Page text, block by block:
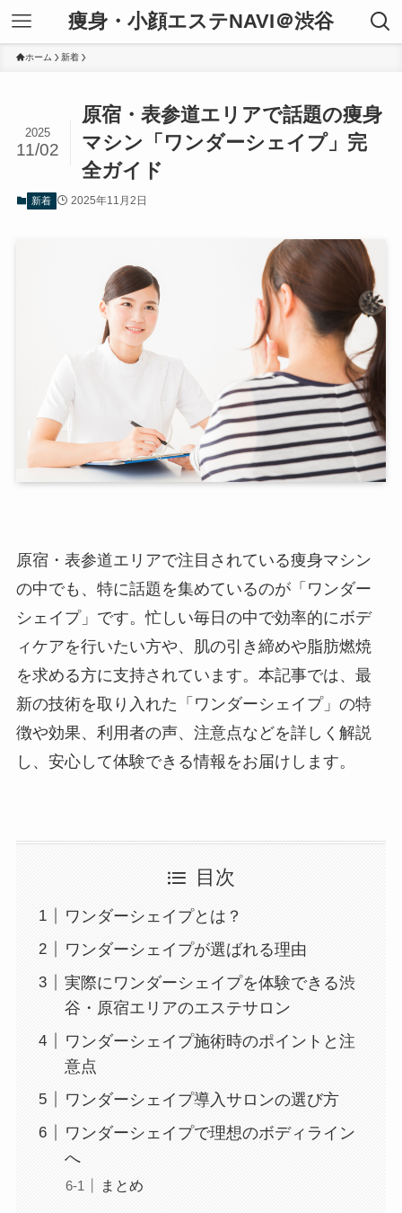
痩身・小顔エステNAVI＠渋谷
ホーム 新着
原宿・表参道エリアで話題の痩身
マシン「ワンダーシェイプ」完
全ガイド
2025
11/02
新着 2025年11月2日
原宿・表参道エリアで注目されている痩身マシン
の中でも、特に話題を集めているのが「ワンダー
シェイプ」です。忙しい毎日の中で効率的にボデ
ィケアを行いたい方や、肌の引き締めや脂肪燃焼
を求める方に支持されています。本記事では、最
新の技術を取り入れた「ワンダーシェイプ」の特
徴や効果、利用者の声、注意点などを詳しく解説
し、安心して体験できる情報をお届けします。
目次
ワンダーシェイプとは？
ワンダーシェイプが選ばれる理由
実際にワンダーシェイプを体験できる渋
谷・原宿エリアのエステサロン
ワンダーシェイプ施術時のポイントと注
意点
ワンダーシェイプ導入サロンの選び方
ワンダーシェイプで理想のボディライン
へ
まとめ